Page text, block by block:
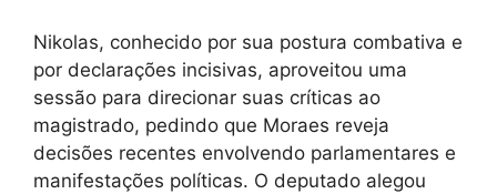
Nikolas, conhecido por sua postura combativa e
por declarações incisivas, aproveitou uma
sessão para direcionar suas críticas ao
magistrado, pedindo que Moraes reveja
decisões recentes envolvendo parlamentares e
manifestações políticas. O deputado alegou